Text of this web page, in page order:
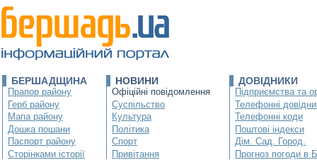
БЕРШАДЩИНА
Прапор району
Герб району
Мапа району
Дошка пошани
Паспорт району
Сторінками історії
НОВИНИ
Офіційні повідомлення
Суспільство
Культура
Політика
Спорт
Привітання
ДОВІДНИКИ
Підприємства та
Телефонні
Телефонні коди
Поштові індекси
Дім. Сад. Город.
Прогноз погоди в